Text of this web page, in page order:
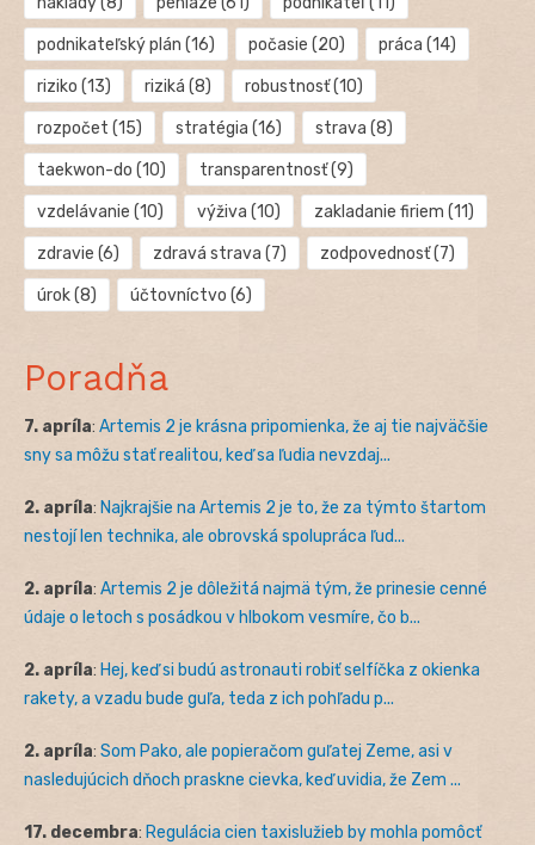
podnikateľský plán (16) počasie (20) práca (14)
riziko (13) riziká (8) robustnosť(10)
rozpočet (15) stratégia (16) strava (8)
taekwon-do (10) transparentnosť(9)
vzdelávanie (10) výživa (10) zakladanie firiem (11)
zdravie (6) zdravá strava (7) zodpovednosť(7)
úrok(8) účtovníctvo (6)
Poradňa
7. apríla: Artemis 2 je krásna pripomienka, že aj tie najväčšie
sny sa môžu stať realitou, keď sa ľudia nevzdaj...
2. apríla: Najkrajšie na Artemis 2 je to, že za týmto štartom
nestojí len technika, ale obrovská spolupráca ľud...
2. apríla: Artemis 2 je dôležitá najmä tým, že prinesie cenné
údaje o letoch s posádkou v hlbokom vesmíre, čo b...
2. apríla: Hej, keď si budú astronauti robiť selfíčka z okienka
rakety, a vzadu bude guľa, teda z ich pohľadu p...
2. apríla: Som Pako, ale popieračom guľatej Zeme, asi v
nasledujúcich dňoch praskne cievka, keď uvidia, že Zem ...
17. decembra: Regulácia cien taxislužieb by mohla pomôcť